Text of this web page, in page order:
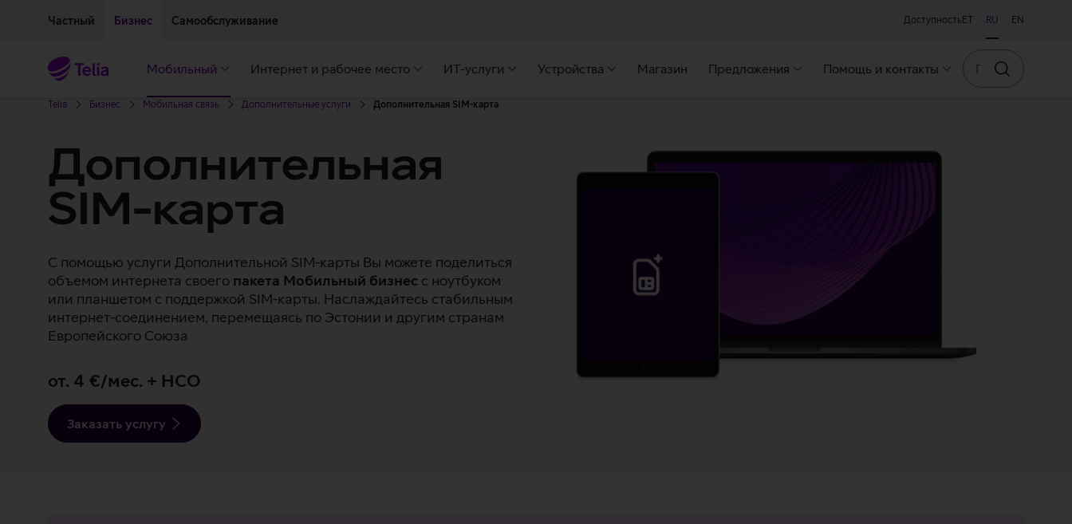
Частный Бизнес Самообслуживание Доступность ET RU EN
Мобильный Интернет и рабочее место ИТ-услуги Устройства Магазин Предложения Помощь и контакты
Искать
Telia Бизнес Мобильная связь Дополнительные услуги Дополнительная SIM-карта
Дополнительная
SIM-карта
С помощью услуги Дополнительной SIM-карты Вы можете поделиться
объемом интернета своего пакета Мобильный бизнес с ноутбуком
или планшетом с поддержкой SIM-карты. Наслаждайтесь стабильным
интернет-соединением, перемещаясь по Эстонии и другим странам
Европейского Союза
от. 4 €/мес. + НСО
Заказать услугу